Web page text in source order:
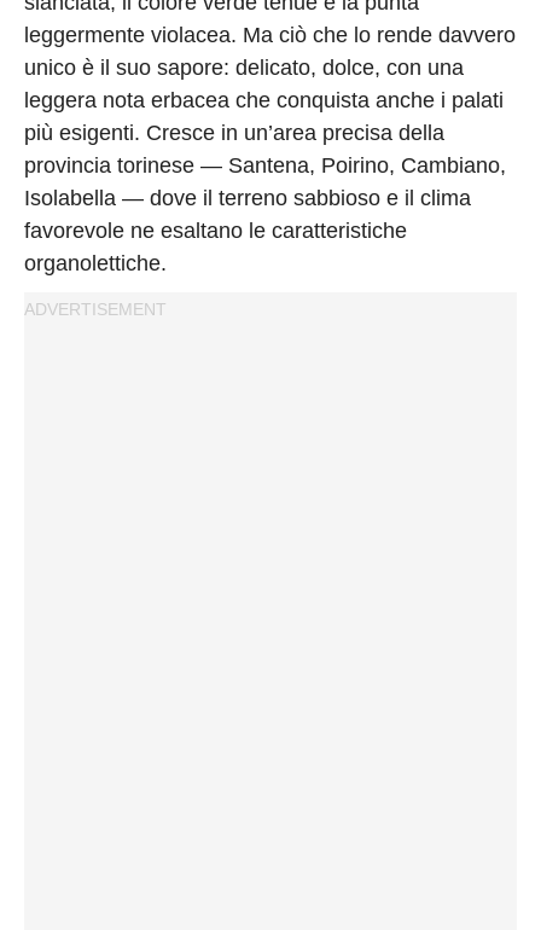
leggermente violacea. Ma ciò che lo rende davvero
unico è il suo sapore: delicato, dolce, con una
leggera nota erbacea che conquista anche i palati
più esigenti. Cresce in un’area precisa della
provincia torinese — Santena, Poirino, Cambiano,
Isolabella — dove il terreno sabbioso e il clima
favorevole ne esaltano le caratteristiche
organolettiche.